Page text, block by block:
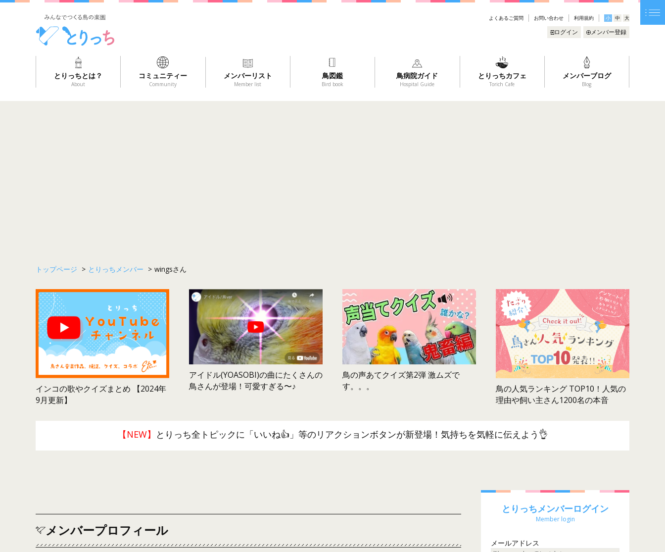
よくあるご質問 お問い合わせ 利用規約 小 中 大
ログイン メンバー登録
とりっちとは？
About
コミュニティー
Community
メンバーリスト
Member list
鳥図鑑
Bird book
鳥病院ガイド
Hospital Guide
とりっちカフェ
Torich Cafe
メンバーブログ
Blog
トップページ > とりっちメンバー > wingsさん
インコの歌やクイズまとめ 【2024年
9月更新】
アイドル(YOASOBI)の曲にたくさんの
鳥さんが登場！可愛すぎる〜♪
鳥の声あてクイズ第2弾 激ムズで
す。。。
鳥の人気ランキング TOP10！人気の
理由や飼い主さん1200名の本音
【NEW】 とりっち全トピックに「いいね👍」等のリアクションボタンが新登場！気持ちを気軽に伝えよう👌
メンバープロフィール
とりっちメンバーログイン
Member login
メールアドレス